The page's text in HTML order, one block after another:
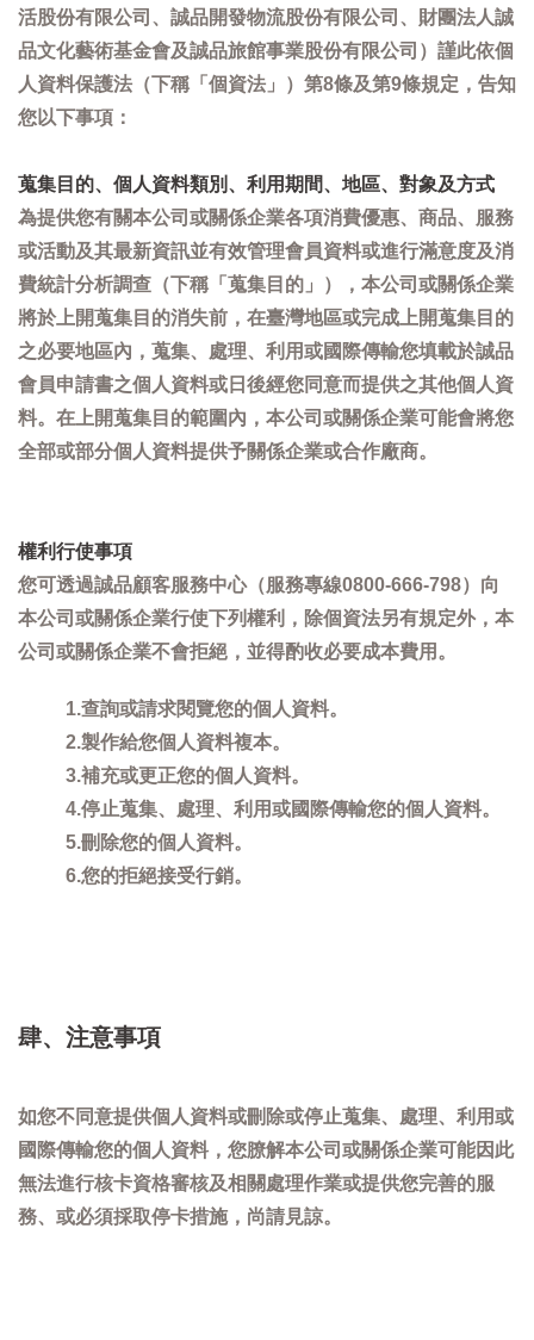
活股份有限公司、誠品開發物流股份有限公司、財團法人誠
品文化藝術基金會及誠品旅館事業股份有限公司）謹此依個
人資料保護法（下稱「個資法」）第8條及第9條規定，告知
您以下事項：
蒐集目的、個人資料類別、利用期間、地區、對象及方式
為提供您有關本公司或關係企業各項消費優惠、商品、服務
或活動及其最新資訊並有效管理會員資料或進行滿意度及消
費統計分析調查（下稱「蒐集目的」），本公司或關係企業
將於上開蒐集目的消失前，在臺灣地區或完成上開蒐集目的
之必要地區內，蒐集、處理、利用或國際傳輸您填載於誠品
會員申請書之個人資料或日後經您同意而提供之其他個人資
料。在上開蒐集目的範圍內，本公司或關係企業可能會將您
全部或部分個人資料提供予關係企業或合作廠商。
權利行使事項
您可透過誠品顧客服務中心（服務專線0800-666-798）向
本公司或關係企業行使下列權利，除個資法另有規定外，本
公司或關係企業不會拒絕，並得酌收必要成本費用。
1.查詢或請求閱覽您的個人資料。
2.製作給您個人資料複本。
3.補充或更正您的個人資料。
4.停止蒐集、處理、利用或國際傳輸您的個人資料。
5.刪除您的個人資料。
6.您的拒絕接受行銷。
肆、注意事項
如您不同意提供個人資料或刪除或停止蒐集、處理、利用或
國際傳輸您的個人資料，您膫解本公司或關係企業可能因此
無法進行核卡資格審核及相關處理作業或提供您完善的服
務、或必須採取停卡措施，尚請見諒。